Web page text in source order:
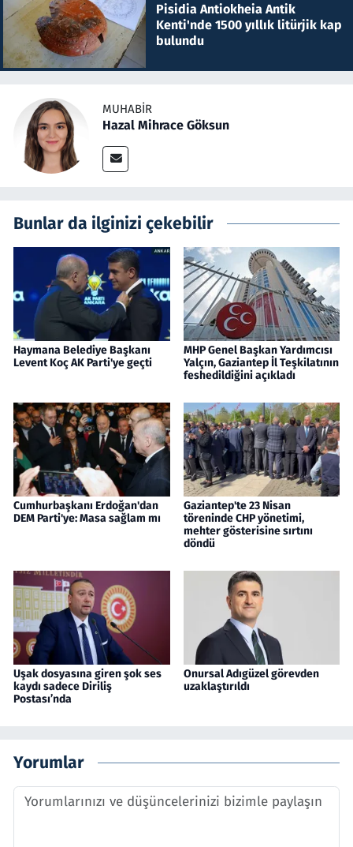
Pisidia Antiokheia Antik
Kenti'nde 1500 yıllık litürjik kap
bulundu
MUHABIR
Hazal Mihrace Göksun
Bunlar da ilginizi çekebilir
Haymana Belediye Başkanı
Levent Koç AK Parti'ye geçti
MHP Genel Başkan Yardımcısı
Yalçın, Gaziantep İl Teşkilatının
feshedildiğini açıkladı
Cumhurbaşkanı Erdoğan'dan
DEM Parti'ye: Masa sağlam mı
Gaziantep'te 23 Nisan
töreninde CHP yönetimi,
mehter gösterisine sırtını
döndü
Uşak dosyasına giren şok ses
kaydı sadece Diriliş
Postası’nda
Onursal Adıgüzel görevden
uzaklaştırıldı
Yorumlar